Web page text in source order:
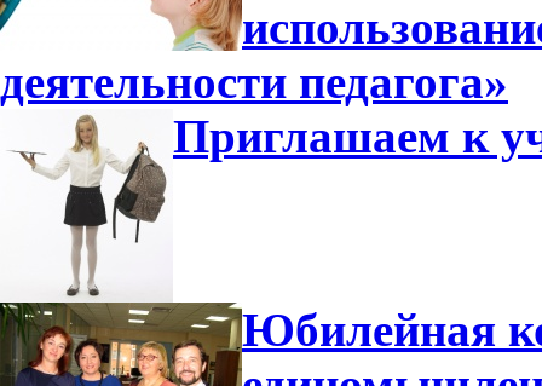
деятельности педагога»
Приглашаем к
Юбилейная